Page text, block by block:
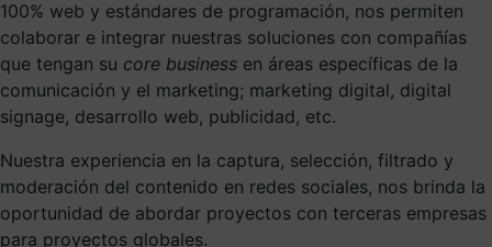
100% web y estándares de programación, nos permiten
colaborar e integrar nuestras soluciones con compañías
que tengan su core business en áreas específicas de la
comunicación y el marketing; marketing digital, digital
signage, desarrollo web, publicidad, etc.
Nuestra experiencia en la captura, selección, filtrado y
moderación del contenido en redes sociales, nos brinda la
oportunidad de abordar proyectos con terceras empresas
para proyectos globales.